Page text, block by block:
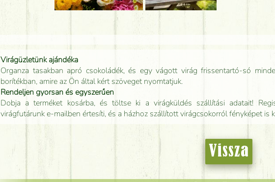
Virágüzletünk ajándéka
Organza tasakban apró csokoládék, és egy vágott virág frissentartó-só
borítékban, amire az Ön által kért szöveget nyomtatjuk.
Rendeljen gyorsan és egyszerűen
Dobja a terméket kosárba, és töltse ki a virágküldés szállítási adatait!
virágfutárunk e-mailben értesíti, és a házhoz szállított virágcsokorról fényképet is
Vissza